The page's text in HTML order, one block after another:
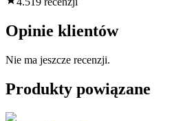
Opinie klientów
Nie ma jeszcze recenzji.
Produkty powiązane